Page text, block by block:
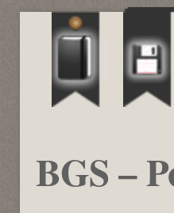
BGS –